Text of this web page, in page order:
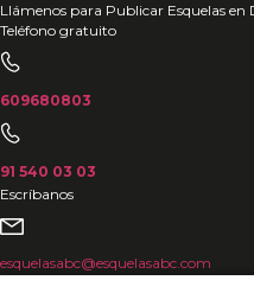
Ir
al
contenido
Llámenos para Publicar Esquelas en
Teléfono gratuito
609680803
91 540 03 03
Escríbanos
esquelasabc@esquelasabc.com